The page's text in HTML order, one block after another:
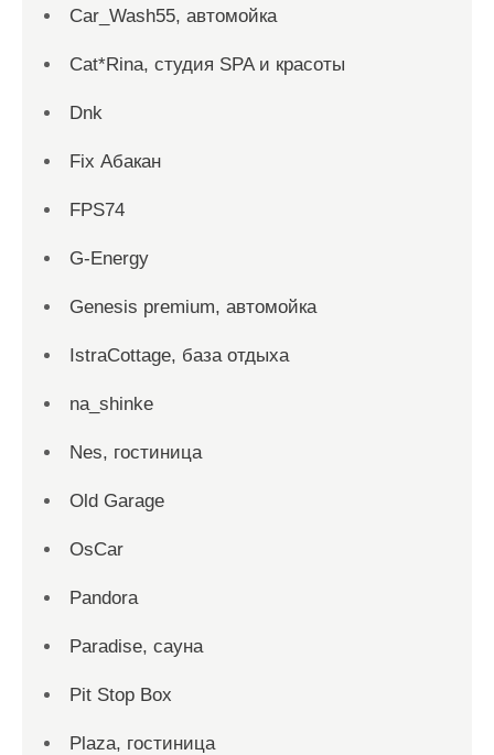
Car_Wash55, автомойка
Cat*Rina, студия SPA и красоты
Dnk
Fix Абакан
FPS74
G-Energy
Genesis premium, автомойка
IstraCottage, база отдыха
na_shinke
Nes, гостиница
Old Garage
OsCar
Pandora
Paradise, сауна
Pit Stop Box
Plaza, гостиница